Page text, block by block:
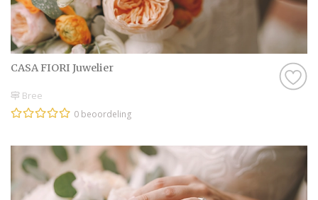
CASA FIORI Juwelier
Bree
0 beoordeling